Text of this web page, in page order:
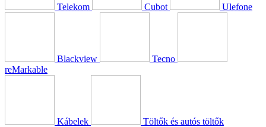
Telekom Cubot Ulefone
Blackview
Tecno
reMarkable
Kábelek Töltők és autós töltők